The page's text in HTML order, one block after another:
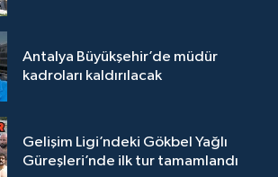
Antalya Büyükşehir’de müdür
kadroları kaldırılacak
Gelişim Ligi’ndeki Gökbel Yağlı
Güreşleri’nde ilk tur tamamlandı